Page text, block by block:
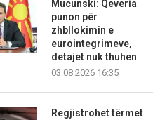
Mucunski: Qeveria
punon për
zhbllokimin e
eurointegrimeve,
detajet nuk thuhen
03.08.2026 16:35
Regjistrohet tërmet